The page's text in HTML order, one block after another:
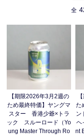
全
【期限2026年3月2週の
ため最終特価】ヤングマ
スター 香港少爺×トラ
ック スルーロード（Yo
ung Master Through Ro
た
ン
ヘ
nt